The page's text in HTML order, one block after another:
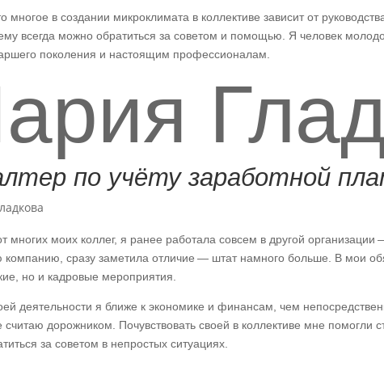
многое в создании микроклимата в коллективе зависит от
всегда можно обратиться за советом и помощью. Я человек
поколения и настоящим профессионалам.
по учёту заработной
многих моих коллег, я ранее работала совсем в другой
компанию, сразу заметила отличие — штат намного больше. В мои
но и кадровые мероприятия.
деятельности я ближе к экономике и финансам, чем
считаю дорожником. Почувствовать своей в коллективе мне помогли
за советом в непростых ситуациях.